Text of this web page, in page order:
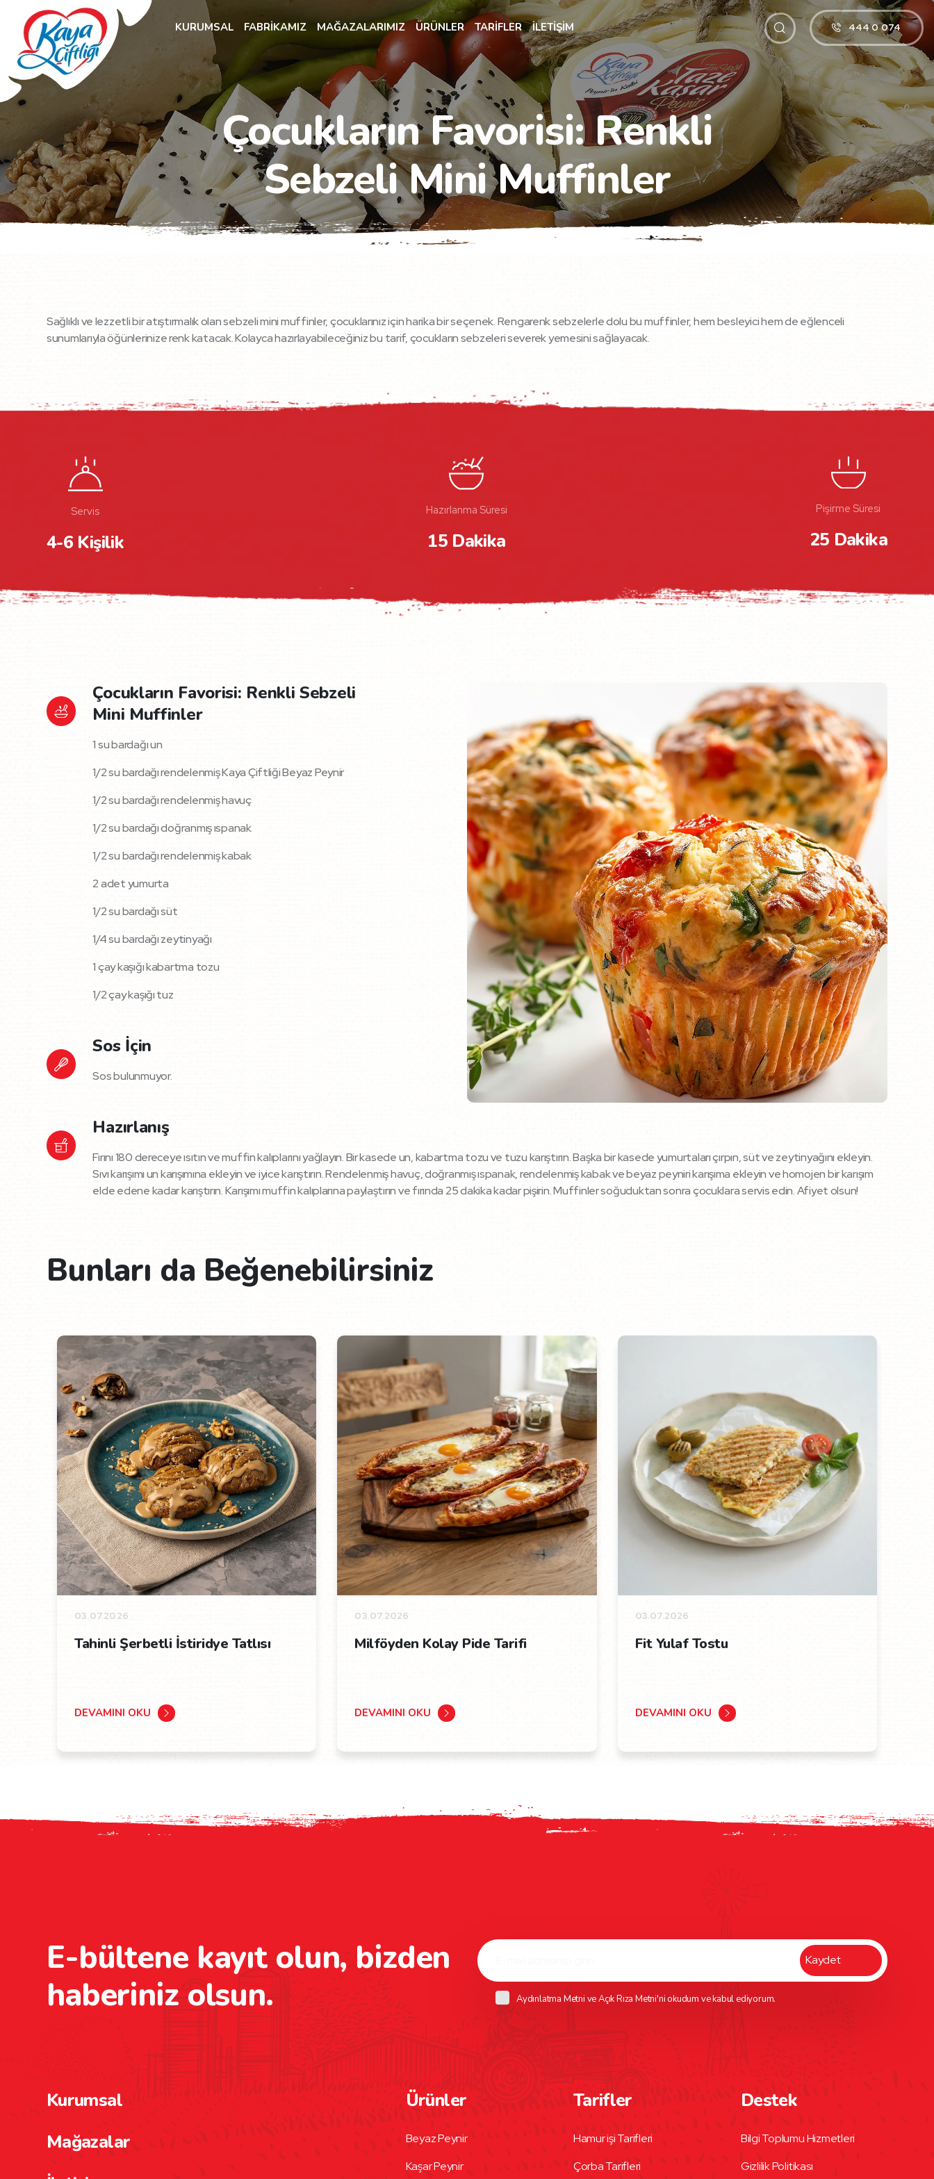
KURUMSAL FABRİKAMIZ MAĞAZALARIMIZ ÜRÜNLER TARİFLER İLETİŞİM 444 0 074
Çocukların Favorisi: Renkli
Sebzeli Mini Muffinler
Sağlıklı ve lezzetli bir atıştırmalık olan sebzeli mini muffinler, çocuklarınız için harika bir seçenek. Rengarenk sebzelerle dolu bu muffinler, hem besleyici hem de eğlenceli
sunumlarıyla öğünlerinize renk katacak. Kolayca hazırlayabileceğiniz bu tarif, çocukların sebzeleri severek yemesini sağlayacak.
Servis
4-6 Kişilik
Hazırlanma Süresi
15 Dakika
Pişirme Süresi
25 Dakika
Çocukların Favorisi: Renkli Sebzeli
Mini Muffinler
1 su bardağı un
1/2 su bardağı rendelenmiş Kaya Çiftliği Beyaz Peynir
1/2 su bardağı rendelenmiş havuç
1/2 su bardağı doğranmış ıspanak
1/2 su bardağı rendelenmiş kabak
2 adet yumurta
1/2 su bardağı süt
1/4 su bardağı zeytinyağı
1 çay kaşığı kabartma tozu
1/2 çay kaşığı tuz
Sos İçin
Sos bulunmuyor.
Hazırlanış
Fırını 180 dereceye ısıtın ve muffin kalıplarını yağlayın. Bir kasede un, kabartma tozu ve tuzu karıştırın. Başka bir kasede yumurtaları çırpın, süt ve zeytinyağını ekleyin.
Sıvı karışımı un karışımına ekleyin ve iyice karıştırın. Rendelenmiş havuç, doğranmış ıspanak, rendelenmiş kabak ve beyaz peyniri karışıma ekleyin ve homojen bir karışım
elde edene kadar karıştırın. Karışımı muffin kalıplarına paylaştırın ve fırında 25 dakika kadar pişirin. Muffinler soğuduktan sonra çocuklara servis edin. Afiyet olsun!
Bunları da Beğenebilirsiniz
03.07.2026
Tahinli Şerbetli İstiridye Tatlısı
DEVAMINI OKU
03.07.2026
Milföyden Kolay Pide Tarifi
DEVAMINI OKU
03.07.2026
Fit Yulaf Tostu
DEVAMINI OKU
E-bültene kayıt olun, bizden
haberiniz olsun.
Aydınlatma Metni veAçık Rıza Metni'ni okudum ve kabul ediyorum.
Kurumsal
Mağazalar
Ürünler
Beyaz Peynir
Kaşar Peynir
Tarifler
Hamur işi Tarifleri
Çorba Tarifleri
Destek
Bilgi Toplumu Hizmetleri
Gizlilik Politikası